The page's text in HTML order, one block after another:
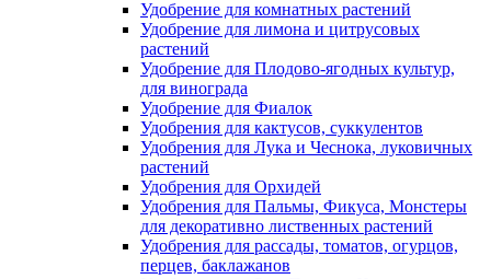
Удобрение для комнатных растений
Удобрение для лимона и цитрусовых
растений
Удобрение для Плодово-ягодных культур,
для винограда
Удобрение для Фиалок
Удобрения для кактусов, суккулентов
Удобрения для Лука и Чеснока, луковичных
растений
Удобрения для Орхидей
Удобрения для Пальмы, Фикуса, Монстеры
для декоративно лиственных растений
Удобрения для рассады, томатов, огурцов,
перцев, баклажанов